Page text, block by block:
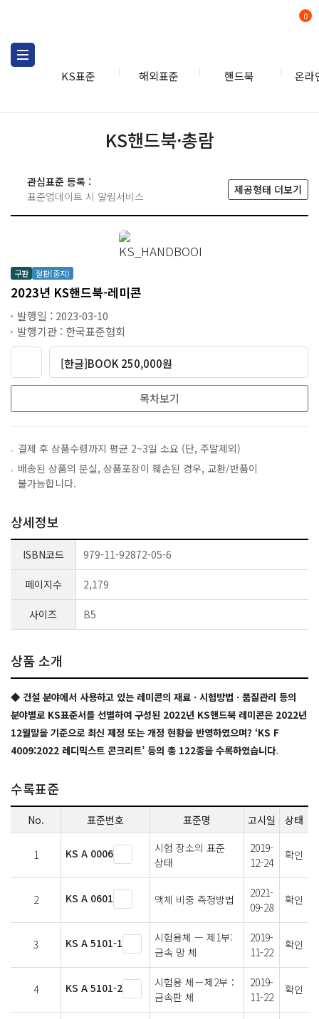
KS표준 해외표준 핸드북 온라
0
KS핸드북·총람
관심표준 등록 :
표준업데이트 시 알림서비스
제공형태 더보기
구판 절판(중지)
2023년 KS핸드북-레미콘
발행일 : 2023-03-10
발행기관 : 한국표준협회
[한글]BOOK 250,000원
목차보기
결제 후 상품수령까지 평균 2~3일 소요 (단, 주말제외)
배송된 상품의 분실, 상품포장이 훼손된 경우, 교환/반품이
불가능합니다.
상세정보
ISBN코드 979-11-92872-05-6
페이지수 2,179
사이즈 B5
상품 소개
◆ 건설 분야에서 사용하고 있는 레미콘의 재료ㆍ시험방법ㆍ품질관리 등의
분야별로 KS표준서를 선별하여 구성된 2022년 KS핸드북 레미콘은 2022년
12월말을 기준으로 최신 제정 또는 개정 현황을 반영하였으며? ‘KS F
4009:2022 레디믹스트 콘크리트’ 등의 총 122종을 수록하였습니다.
수록표준
No. 표준번호 표준명 고시일 상태
1 KS A 0006
시험 장소의 표준
상태
2019-
12-24
확인
2 KS A 0601 액체 비중 측정방법
2021-
09-28
확인
3 KS A 5101-1
시험용체 — 제1부:
금속 망 체
2019-
11-22
확인
4 KS A 5101-2
시험용 체－제2부：
금속판 체
2019-
11-22
확인